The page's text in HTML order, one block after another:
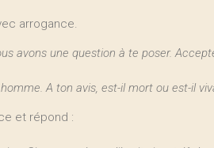
arrogance.
avons une question à te poser.
A ton avis, est-il mort ou est-il
et répond :